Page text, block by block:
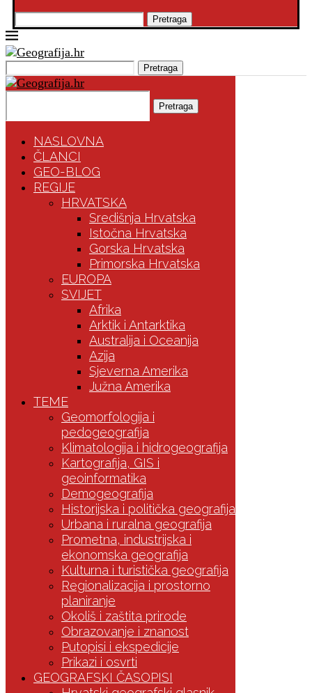
Pretraga
Pretraga
Pretraga
NASLOVNA
ČLANCI
GEO-BLOG
REGIJE
HRVATSKA
Središnja Hrvatska
Istočna Hrvatska
Gorska Hrvatska
Primorska Hrvatska
EUROPA
SVIJET
Afrika
Arktik i Antarktika
Australija i Oceanija
Azija
Sjeverna Amerika
Južna Amerika
TEME
Geomorfologija i
pedogeografija
Klimatologija i hidrogeografija
Kartografija, GIS i
geoinformatika
Demogeografija
Historijska i politička geografija
Urbana i ruralna geografija
Prometna, industrijska i
ekonomska geografija
Kulturna i turistička geografija
Regionalizacija i prostorno
planiranje
Okoliš i zaštita prirode
Obrazovanje i znanost
Putopisi i ekspedicije
Prikazi i osvrti
GEOGRAFSKI ČASOPISI